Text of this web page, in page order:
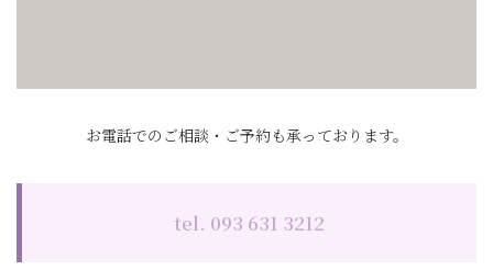
お電話でのご相談・ご予約も承っております。
tel. 093 631 3212